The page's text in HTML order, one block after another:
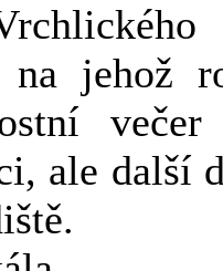
na jehož
ale další